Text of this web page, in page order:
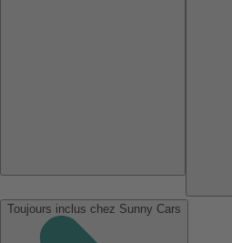
Toujours inclus chez Sunny Cars